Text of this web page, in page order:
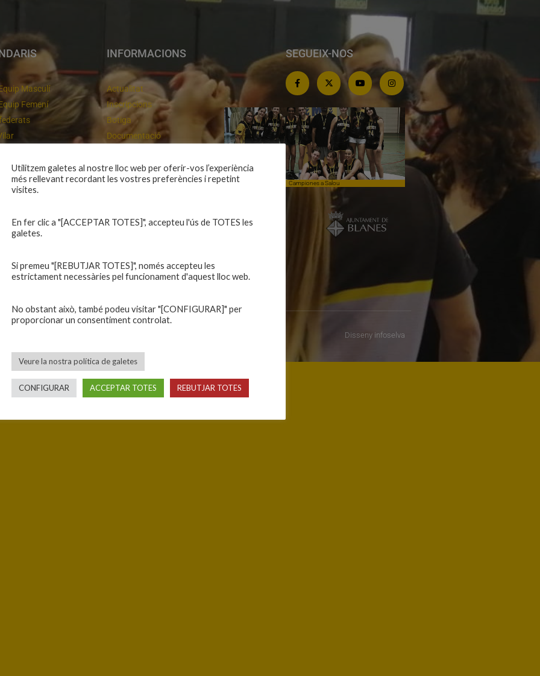
Masculí
Femení
inferiors
casa
INFORMACIONS
Actualitat
Inscripcions
Botiga
Documentació
Intranet
Contacte
SEGUEIX-NOS
Cloenda de temporada Campiones a Salou
Disseny infoselva
Utilitzem galetes al nostre lloc web per oferir-vos l’experiència
més rellevant recordant les vostres preferències i repetint
visites.
En fer clic a "[ACCEPTAR TOTES]", accepteu l'ús de TOTES les
galetes.
Si premeu "[REBUTJAR TOTES]", només accepteu les
estrictament necessàries pel funcionament d'aquest lloc web.
No obstant això, també podeu visitar "[CONFIGURAR]" per
proporcionar un consentiment controlat.
Veure la nostra política de galetes
CONFIGURAR ACCEPTAR TOTES REBUTJAR TOTES